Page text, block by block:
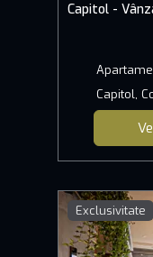
Capitol -
Capitol,
Exclusivitate